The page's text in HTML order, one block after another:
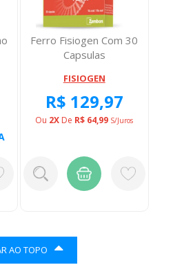
Ferro Fisiogen Com 30
Capsulas
FISIOGEN
R$ 129,97
Ou 2X De R$ 64,99 S/juros
AO TOPO